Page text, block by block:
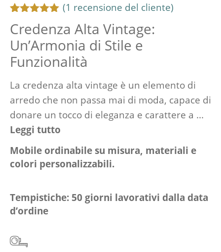
5.00su 5
su base
di
recensioni
(1 recensione del cliente)
Credenza Alta Vintage:
Un’Armonia di Stile e
Funzionalità
La credenza alta vintage è un elemento di
arredo che non passa mai di moda, capace di
donare un tocco di eleganza e carattere a ...
Leggi tutto
Mobile ordinabile su misura, materiali e
colori personalizzabili.
Tempistiche: 50 giorni lavorativi dalla data
d’ordine